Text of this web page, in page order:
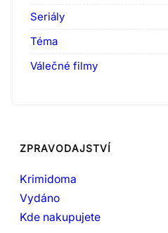
Seriály
Téma
Válečné filmy
ZPRAVODAJSTVÍ
Krimidoma
Vydáno
Kde nakupujete